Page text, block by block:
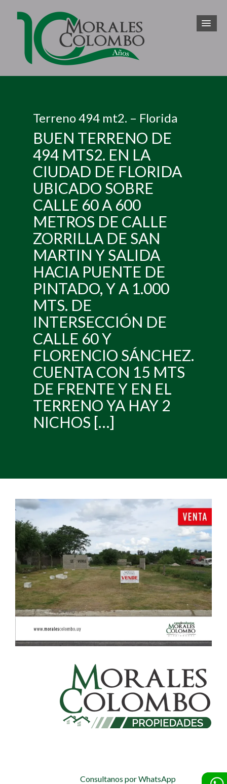
Terreno 494 mt2. – Florida
BUEN TERRENO DE
494 MTS2. EN LA
CIUDAD DE FLORIDA
UBICADO SOBRE
CALLE 60 A 600
METROS DE CALLE
ZORRILLA DE SAN
MARTIN Y SALIDA
HACIA PUENTE DE
PINTADO, Y A 1.000
MTS. DE
INTERSECCIÓN DE
CALLE 60 Y
FLORENCIO SÁNCHEZ.
CUENTA CON 15 MTS
DE FRENTE Y EN EL
TERRENO YA HAY 2
NICHOS […]
Consultanos por WhatsApp